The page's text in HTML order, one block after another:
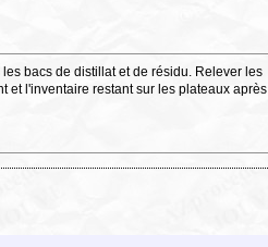
bacs de distillat et de résidu. Relever les
et l'inventaire restant sur les plateaux après